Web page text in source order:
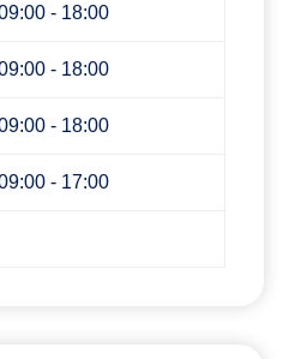
- 18:00
- 18:00
- 18:00
- 17:00